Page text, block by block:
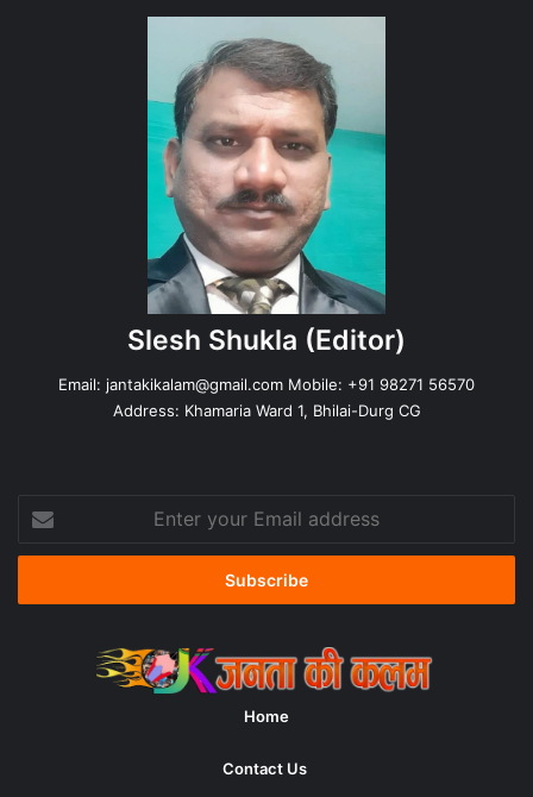
Slesh Shukla (Editor)
Email: jantakikalam@gmail.com Mobile: +91 98271 56570
Address: Khamaria Ward 1, Bhilai-Durg CG
your
Email
Home
Contact Us